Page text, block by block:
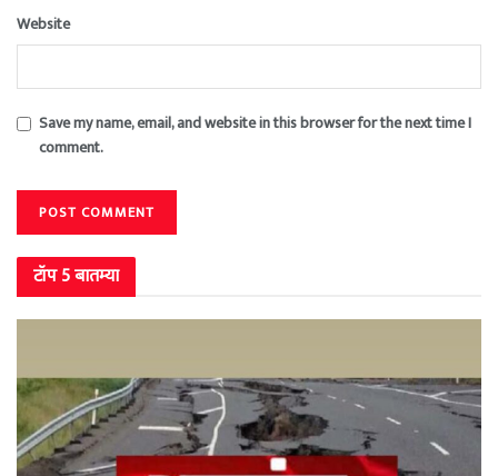
Website
Save my name, email, and website in this browser for the next time I
comment.
टॉप 5 बातम्या